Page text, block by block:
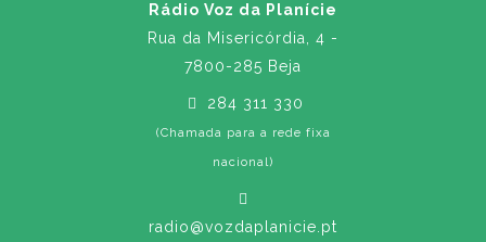
Rádio Voz da Planície
Rua da Misericórdia, 4 -
7800-285 Beja
284 311 330
(Chamada para a rede fixa
nacional)
radio@vozdaplanicie.pt